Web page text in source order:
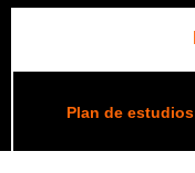
Plan de estudios